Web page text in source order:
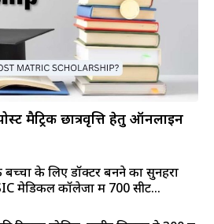
मैट्रिक छात्रवृत्ति हेतु ऑनलाइन
बच्चों के लिए डॉक्टर बनने का सुनहरा
मेडिकल कॉलेजों में 700 सीटें...